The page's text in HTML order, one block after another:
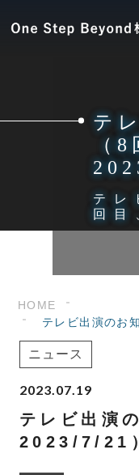
テ
（8
テレ
回
HOME
テレビ出演のお
ニュース
2023.07.19
テレビ出演
2023/7/21